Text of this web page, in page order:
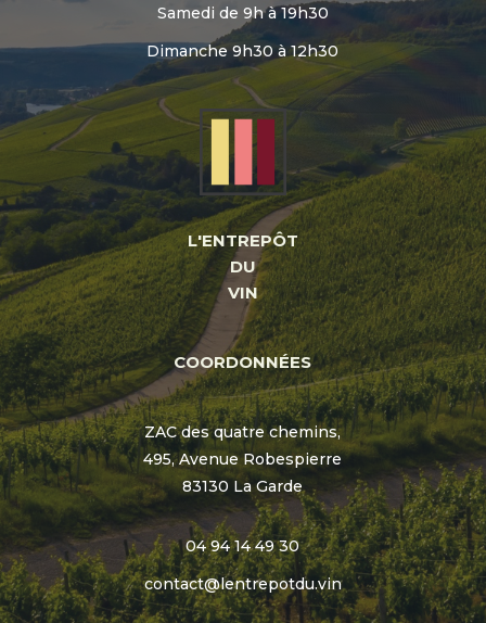
Samedi de 9h à 19h30
Dimanche 9h30 à 12h30
L'ENTREPÔT
DU
VIN
COORDONNÉES
ZAC des quatre chemins,
495, Avenue Robespierre
83130 La Garde
04 94 14 49 30
contact@lentrepotdu.vin